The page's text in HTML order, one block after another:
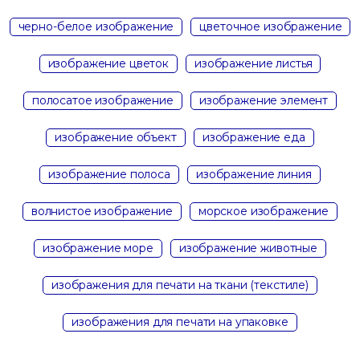
черно-белое изображение цветочное изображение
изображение цветок изображение листья
полосатое изображение изображение элемент
изображение объект изображение еда
изображение полоса изображение линия
волнистое изображение морское изображение
изображение море изображение животные
изображения для печати на ткани (текстиле)
изображения для печати на упаковке